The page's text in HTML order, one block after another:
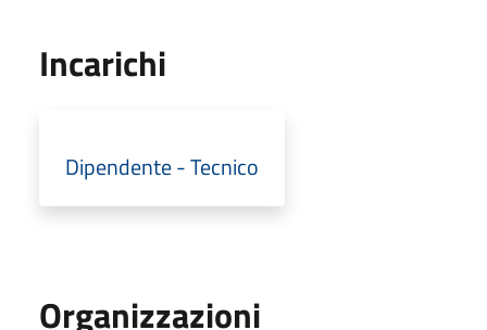
Incarichi
Dipendente - Tecnico
Organizzazioni